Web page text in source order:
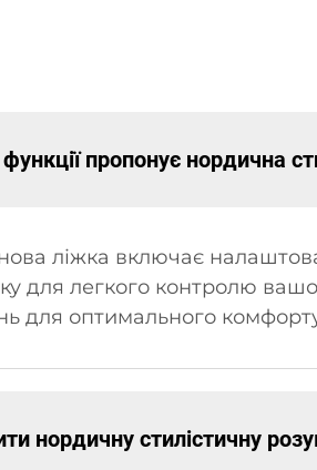
функції пропонує нордична
ліжка включає
для легкого контролю
для оптимального
нордичну стилістичну